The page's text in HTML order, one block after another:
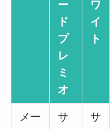
ー
ド
プ
レ
ミ
オ
ワ
イ
ト
メー
サ
サ